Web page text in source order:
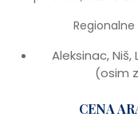
Aleksinac,
(osim
CENA